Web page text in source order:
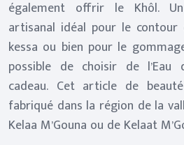
également offrir le Khôl.
artisanal idéal pour le
kessa ou bien pour le
possible de choisir de
cadeau. Cet article de
fabriqué dans la région de la
Kelaa M’Gouna ou de Kelaat